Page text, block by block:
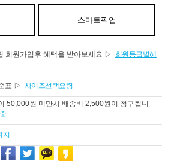
스마트픽업
회원가입후 혜택을 받아보세요 ▷
회원등급별혜
표 ▷ 사이즈선택요령
50,000원 미만시 배송비 2,500원이 청구됩니
치